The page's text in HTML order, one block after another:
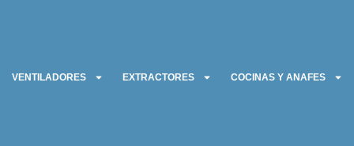
VENTILADORES EXTRACTORES COCINAS Y ANAFES